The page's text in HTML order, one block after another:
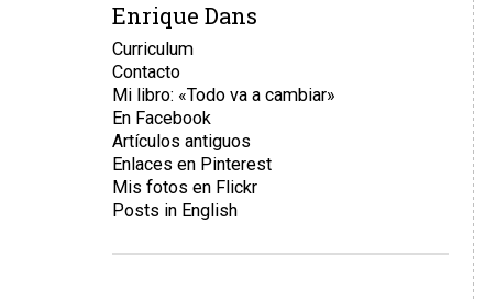
Enrique Dans
Curriculum
Contacto
Mi libro: «Todo va a cambiar»
En Facebook
Artículos antiguos
Enlaces en Pinterest
Mis fotos en Flickr
Posts in English